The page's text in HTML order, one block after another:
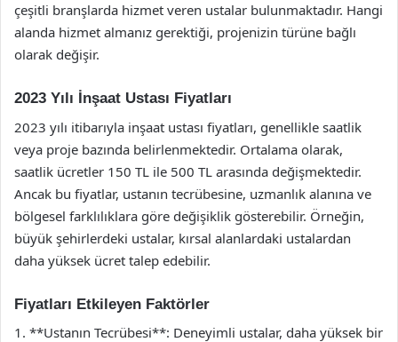
çeşitli branşlarda hizmet veren ustalar bulunmaktadır. Hangi
alanda hizmet almanız gerektiği, projenizin türüne bağlı
olarak değişir.
2023 Yılı İnşaat Ustası Fiyatları
2023 yılı itibarıyla inşaat ustası fiyatları, genellikle saatlik
veya proje bazında belirlenmektedir. Ortalama olarak,
saatlik ücretler 150 TL ile 500 TL arasında değişmektedir.
Ancak bu fiyatlar, ustanın tecrübesine, uzmanlık alanına ve
bölgesel farklılıklara göre değişiklik gösterebilir. Örneğin,
büyük şehirlerdeki ustalar, kırsal alanlardaki ustalardan
daha yüksek ücret talep edebilir.
Fiyatları Etkileyen Faktörler
1. **Ustanın Tecrübesi**: Deneyimli ustalar, daha yüksek bir